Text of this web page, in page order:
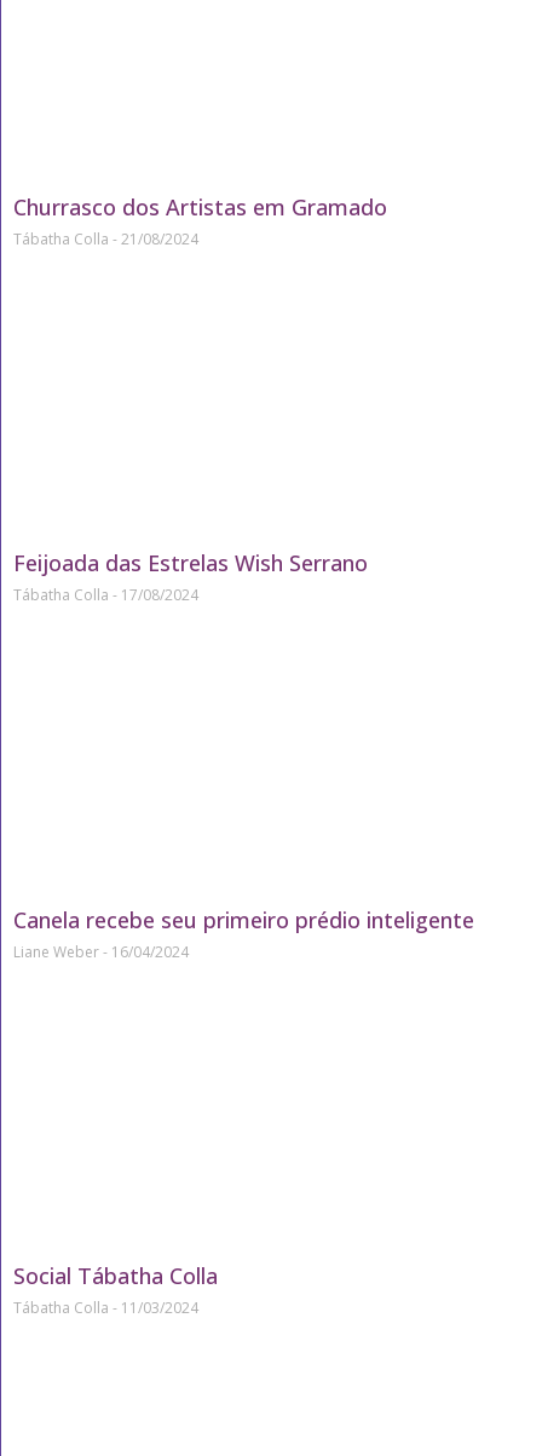
Churrasco dos Artistas em Gramado
Tábatha Colla 21/08/2024
Feijoada das Estrelas Wish Serrano
Tábatha Colla 17/08/2024
Canela recebe seu primeiro prédio inteligente
Liane Weber 16/04/2024
Social Tábatha Colla
Tábatha Colla 11/03/2024